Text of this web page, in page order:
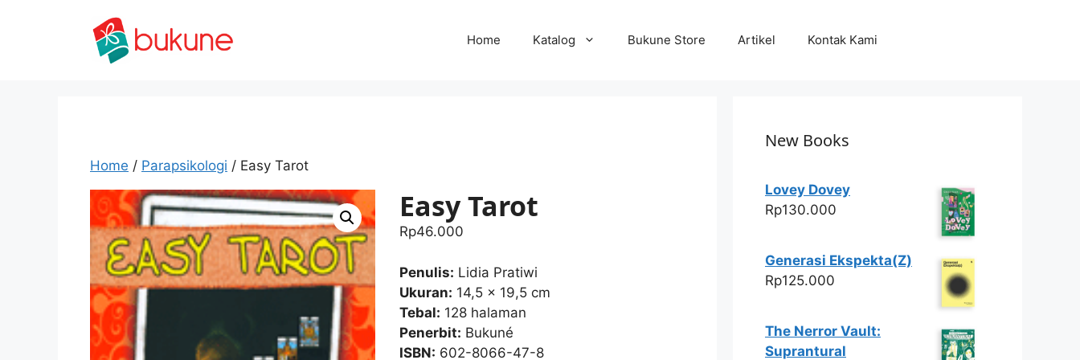
Home Katalog Bukune Store Artikel Kontak Kami
Home / Parapsikologi / Easy Tarot
Easy Tarot
Rp46.000
Penulis: Lidia Pratiwi
Ukuran: 14,5 x 19,5 cm
Tebal: 128 halaman
Penerbit: Bukuné
ISBN: 602-8066-47-8
New Books
Lovey Dovey
Rp130.000
Generasi Ekspekta(Z)
Rp125.000
The Nerror Vault:
Suprantural